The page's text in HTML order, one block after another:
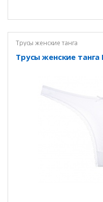
Трусы женские танга
Трусы женские танга